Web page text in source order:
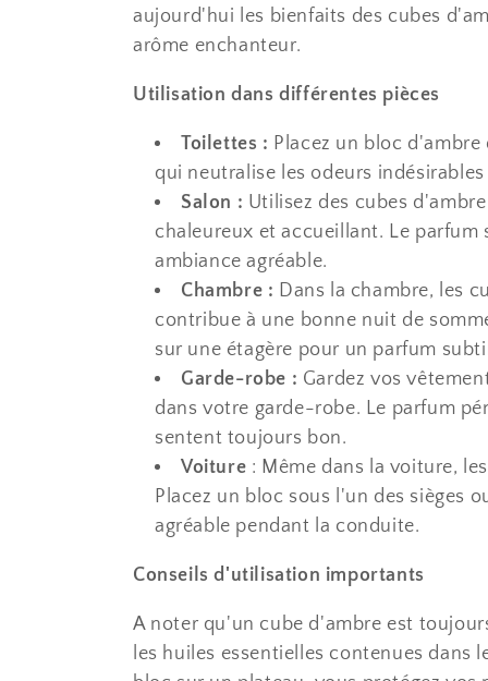
aujourd'hui les bienfaits des cubes
arôme enchanteur.
Utilisation dans différentes pièces
Toilettes : Placez un bloc
qui neutralise les odeurs
Salon : Utilisez des cubes
chaleureux et accueillant. Le
ambiance agréable.
Chambre : Dans la chambre, les
contribue à une bonne nuit de
sur une étagère pour un parfum
Garde-robe : Gardez vos
dans votre garde-robe. Le parfum
sentent toujours bon.
Voiture : Même dans la voiture,
Placez un bloc sous l'un des sièges
agréable pendant la conduite.
Conseils d'utilisation importants
A noter qu'un cube d'ambre est
les huiles essentielles contenues dans